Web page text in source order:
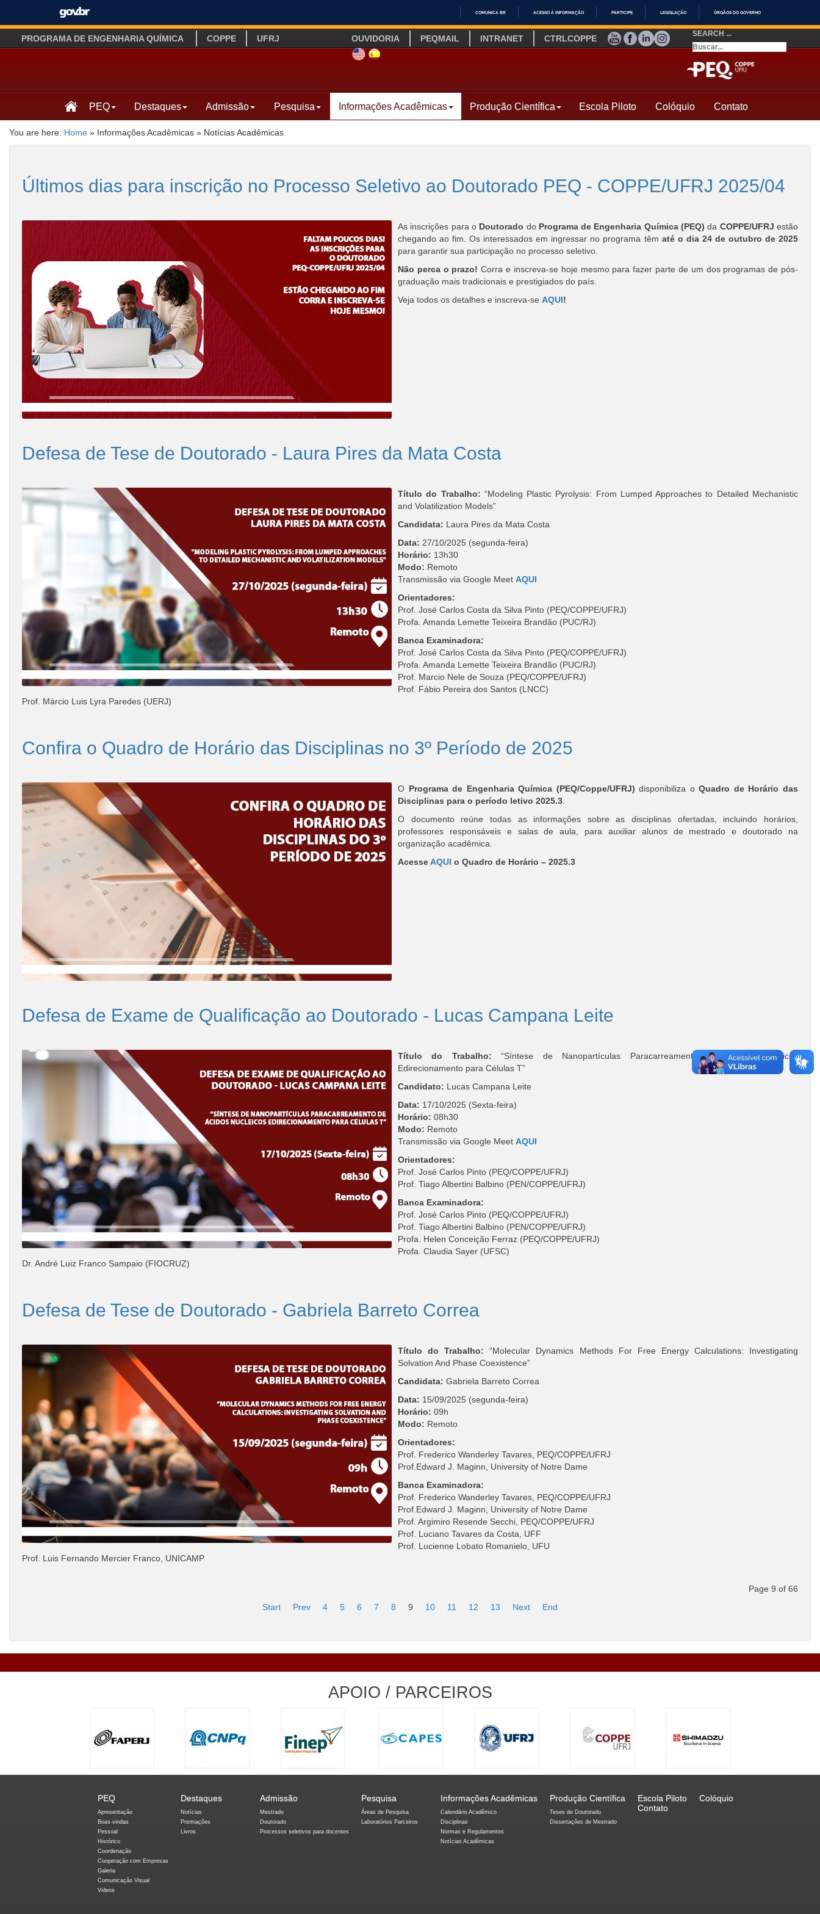
IR
O
COMUNICA BR ACESSO À INFORMAÇÃO PARTICIPE LEGISLAÇÃO ÓRGÃOS DO GOVERNO
PROGRAMA DE ENGENHARIA QUÍMICA COPPE UFRJ OUVIDORIA PEQMAIL INTRANET CTRLCOPPE YOUTUBE
FACEBOOK
LINKEDIN
INSTAGRAM
SITE INGLÊS
LINK SITE ESPANHOL
SEARCH ...
PEQ Destaques Admissão Pesquisa Informações Acadêmicas Produção Científica Escola Piloto Colóquio Contato
You are here: Home » Informações Acadêmicas » Notícias Acadêmicas
Últimos dias para inscrição no Processo Seletivo ao Doutorado PEQ - COPPE/UFRJ 2025/04
As inscrições para o Doutorado do Programa de Engenharia Química (PEQ) da COPPE/UFRJ estão
chegando ao fim. Os interessados em ingressar no programa têm até o dia 24 de outubro de 2025
para garantir sua participação no processo seletivo.
Não perca o prazo! Corra e inscreva-se hoje mesmo para fazer parte de um dos programas de pós-
graduação mais tradicionais e prestigiados do país.
Veja todos os detalhes e inscreva-se AQUI!
Defesa de Tese de Doutorado - Laura Pires da Mata Costa
Título do Trabalho: “Modeling Plastic Pyrolysis: From Lumped Approaches to Detailed Mechanistic
and Volatilization Models”
Candidata: Laura Pires da Mata Costa
Data: 27/10/2025 (segunda-feira)
Horário: 13h30
Modo: Remoto
Transmissão via Google Meet AQUI
Orientadores:
Prof. José Carlos Costa da Silva Pinto (PEQ/COPPE/UFRJ)
Profa. Amanda Lemette Teixeira Brandão (PUC/RJ)
Banca Examinadora:
Prof. José Carlos Costa da Silva Pinto (PEQ/COPPE/UFRJ)
Profa. Amanda Lemette Teixeira Brandão (PUC/RJ)
Prof. Marcio Nele de Souza (PEQ/COPPE/UFRJ)
Prof. Fábio Pereira dos Santos (LNCC)
Prof. Márcio Luis Lyra Paredes (UERJ)
Confira o Quadro de Horário das Disciplinas no 3º Período de 2025
O Programa de Engenharia Química (PEQ/Coppe/UFRJ) disponibiliza oQuadro de Horário das
Disciplinas para o período letivo 2025.3
O documento reúne todas as informações sobre as disciplinas ofertadas, incluindo horários,
professores responsáveis e salas de aula, para auxiliar alunos de mestrado e doutorado na
organização acadêmica.
AcesseAQUI o Quadro de Horário – 2025.3
Defesa de Exame de Qualificação ao Doutorado - Lucas Campana Leite
Título do Trabalho:“Síntese de Nanopartículas Paracarreamento de ácidos Nucleicos
Edirecionamento para Células T”
Candidato: Lucas Campana Leite
Data: 17/10/2025 (Sexta-feira)
Horário: 08h30
Modo: Remoto
Transmissão via Google Meet AQUI
Orientadores:
Prof. José Carlos Pinto (PEQ/COPPE/UFRJ)
Prof. Tiago Albertini Balbino (PEN/COPPE/UFRJ)
Banca Examinadora:
Prof. José Carlos Pinto (PEQ/COPPE/UFRJ)
Prof. Tiago Albertini Balbino (PEN/COPPE/UFRJ)
Profa. Helen Conceição Ferraz (PEQ/COPPE/UFRJ)
Profa. Claudia Sayer (UFSC)
Dr. André Luiz Franco Sampaio (FIOCRUZ)
Defesa de Tese de Doutorado - Gabriela Barreto Correa
Título do Trabalho: “Molecular Dynamics Methods For Free Energy Calculations: Investigating
Solvation And Phase Coexistence”
Candidata: Gabriela Barreto Correa
Data: 15/09/2025 (segunda-feira)
Horário: 09h
Modo: Remoto
Orientadores:
Prof. Frederico Wanderley Tavares, PEQ/COPPE/UFRJ
Prof.Edward J. Maginn, University of Notre Dame
Banca Examinadora:
Prof. Frederico Wanderley Tavares, PEQ/COPPE/UFRJ
Prof.Edward J. Maginn, University of Notre Dame
Prof. Argimiro Resende Secchi, PEQ/COPPE/UFRJ
Prof. Luciano Tavares da Costa, UFF
Prof. Lucienne Lobato Romanielo, UFU
Prof. Luis Fernando Mercier Franco, UNICAMP
Page 9 of 66
Start
Prev 4 5 6 7 8 9 10 11 12 13 Next End
APOIO / PARCEIROS
PEQ
Apresentação
Boas-vindas
Pessoal
Histórico
Coordenação
Cooperação com Empresas
Galeria
Comunicação Visual
Videos
Destaques
Notícias
Premiações
Livros
Admissão
Mestrado
Doutorado
Processos seletivos para docentes
Pesquisa
Áreas de Pesquisa
Laboratórios Parceiros
Informações Acadêmicas
Calendário Acadêmico
Disciplinas
Normas e Regulamentos
Notícias Acadêmicas
Produção Científica
Teses de Doutorado
Dissertações de Mestrado
Escola Piloto
Colóquio
Contato